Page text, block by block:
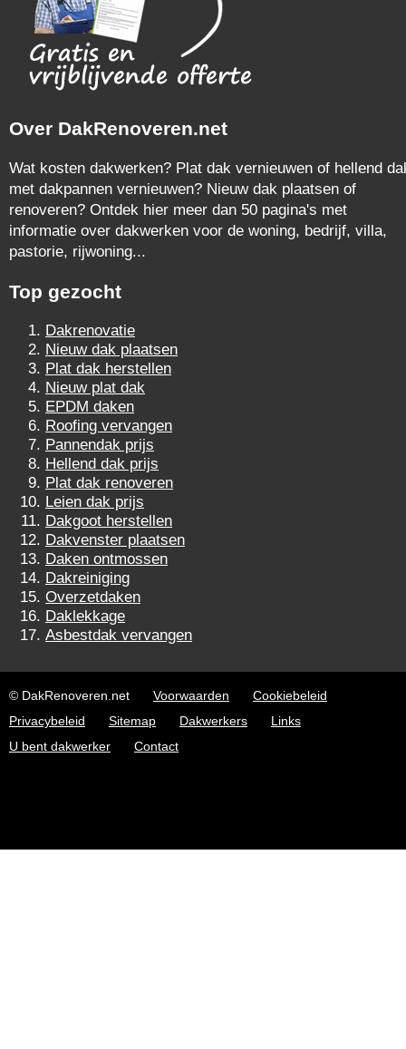
Over DakRenoveren.net
Wat kosten dakwerken? Plat dak vernieuwen of hellend
met dakpannen vernieuwen? Nieuw dak plaatsen of
renoveren? Ontdek hier meer dan 50 pagina's met
informatie over dakwerken voor de woning, bedrijf, villa,
pastorie, rijwoning...
Top gezocht
Dakrenovatie
Nieuw dak plaatsen
Plat dak herstellen
Nieuw plat dak
EPDM daken
Roofing vervangen
Pannendak prijs
Hellend dak prijs
Plat dak renoveren
Leien dak prijs
Dakgoot herstellen
Dakvenster plaatsen
Daken ontmossen
Dakreiniging
Overzetdaken
Daklekkage
Asbestdak vervangen
© DakRenoveren.net Voorwaarden
Cookiebeleid
Privacybeleid
Sitemap Dakwerkers
Links
U bent dakwerker
Contact